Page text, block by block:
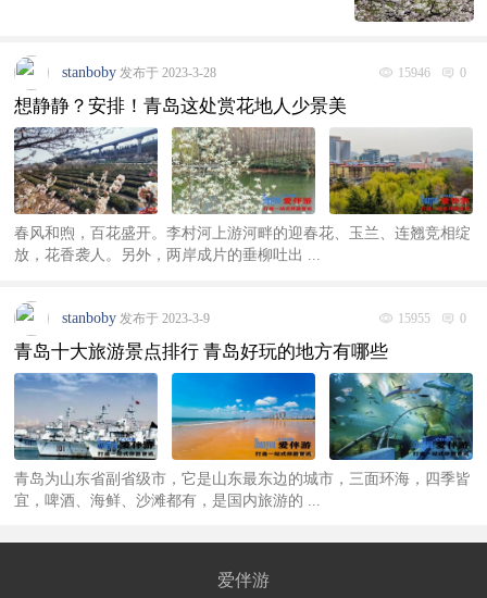
15946 0
stanboby 发布于 2023-3-28
想静静？安排！青岛这处赏花地人少景美
春风和煦，百花盛开。李村河上游河畔的迎春花、玉兰、连翘竞相绽
放，花香袭人。另外，两岸成片的垂柳吐出 ...
15955 0
stanboby 发布于 2023-3-9
青岛十大旅游景点排行 青岛好玩的地方有哪些
青岛为山东省副省级市，它是山东最东边的城市，三面环海，四季皆
宜，啤酒、海鲜、沙滩都有，是国内旅游的 ...
爱伴游